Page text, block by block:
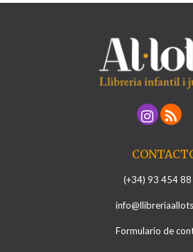
(+34) 93 454
Formulario de